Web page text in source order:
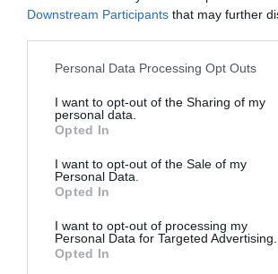
Downstream Participants that may further
Personal Data Processing Opt Outs
I want to opt-out of the Sharing of my
personal data.
Opted In
I want to opt-out of the Sale of my
Personal Data.
Opted In
I want to opt-out of processing my
Personal Data for Targeted Advertising.
Opted In
τέσσερις έδρες ο Βόρειος και ο Νότιος
αναμένεται να κερδίσει και η Α΄
Υποψήφιες χαμένες ως προς τον
εκλογικές περιφέρειες θεωρούνται η
Αιτωλοακαρνανία και οι Σέρρες, με
υπολογίζεται ότι θα χάσει από δύο
Αρκαδίας, Άρτας, Δράμας, Ηλείας,
Καρδίτσας, Κιλκίς, Κοζάνης,